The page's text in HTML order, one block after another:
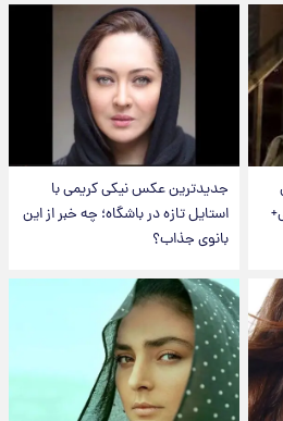
جدیدترین عکس نیکی کریمی با
استایل تازه در باشگاه؛ چه خبر از این
بانوی جذاب؟